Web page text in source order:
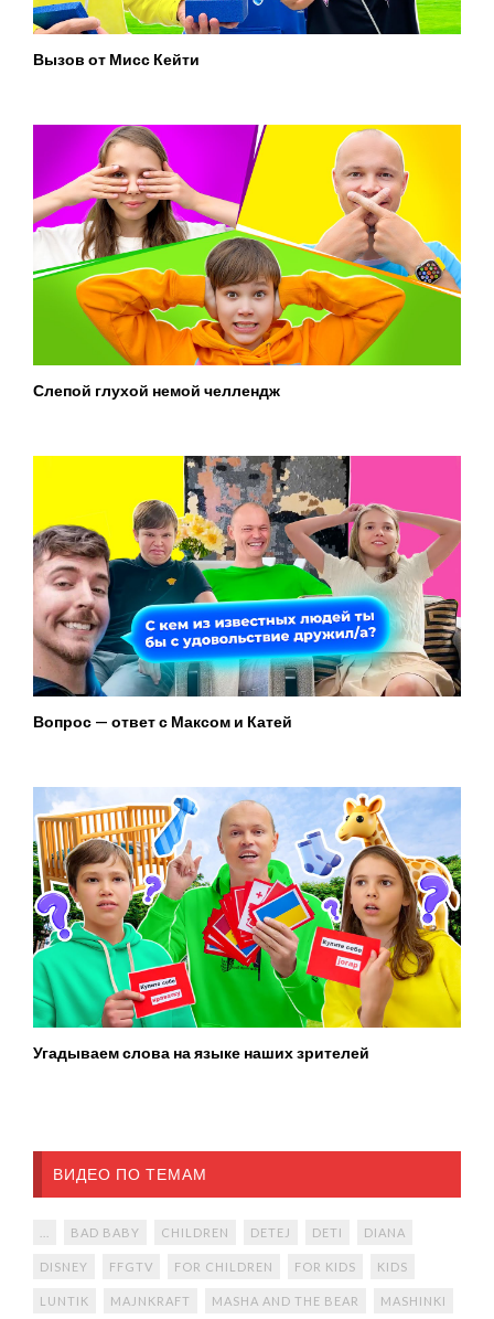
Вызов от Мисс Кейти
Слепой глухой немой челлендж
Вопрос — ответ с Максом и Катей
Угадываем слова на языке наших зрителей
ВИДЕО ПО ТЕМАМ
BAD BABY CHILDREN DETEJ DETI DIANA
DISNEY FFGTV FOR CHILDREN FOR KIDS KIDS
LUNTIK MAJNKRAFT MASHA AND THE BEAR MASHINKI